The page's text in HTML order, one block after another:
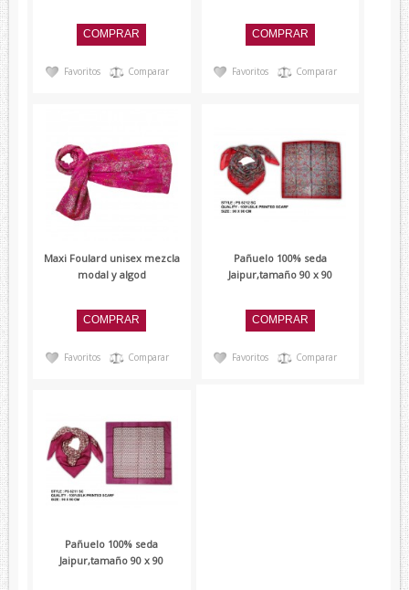
Favoritos Comparar Favoritos Comparar
Maxi Foulard unisex mezcla
modal y algod
Favoritos Comparar
Pañuelo 100% seda
Jaipur,tamaño 90 x 90
Favoritos Comparar
Pañuelo 100% seda
Jaipur,tamaño 90 x 90